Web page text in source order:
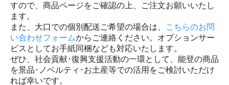
すので、商品ページをご確認の上、ご注文お願いいたし
ます。
また、大口での個別配送ご希望の場合は、
こちらのお問
い合わせフォームからご連絡ください。オプションサー
ビスとしてお手紙同梱なども対応いたします。
ぜひ、社会貢献･復興支援活動の一環として、能登の商品
を景品･ノベルティ･お土産等での活用をご検討いただけ
れば幸いです。